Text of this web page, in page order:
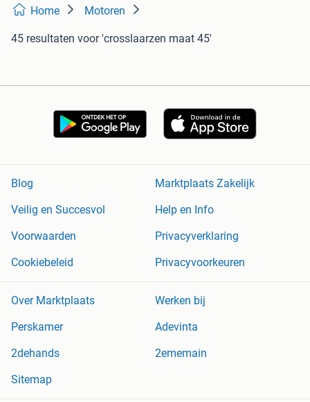
Home Motoren
45 resultaten voor 'crosslaarzen maat 45'
Blog
Marktplaats Zakelijk
Veilig en Succesvol
Help en Info
Voorwaarden
Privacyverklaring
Cookiebeleid
Privacyvoorkeuren
Over Marktplaats
Werken bij
Perskamer
Adevinta
2dehands
2ememain
Sitemap